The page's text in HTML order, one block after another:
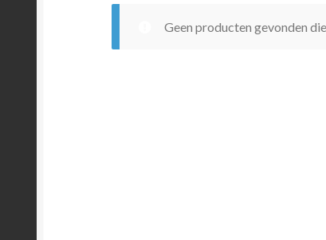
Geen producten gevonden